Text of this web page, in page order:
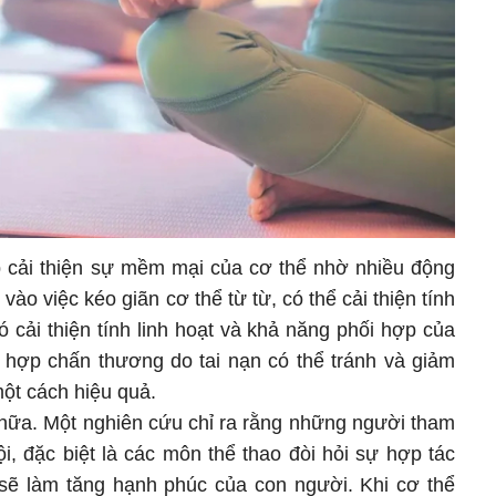
thiện sự mềm mại của cơ thể nhờ nhiều động
việc kéo giãn cơ thể từ từ, có thể cải thiện tính
cải thiện tính linh hoạt và khả năng phối hợp của
chấn thương do tai nạn có thể tránh và giảm
cách hiệu quả.
Một nghiên cứu chỉ ra rằng những người tham
đặc biệt là các môn thể thao đòi hỏi sự hợp tác
làm tăng hạnh phúc của con người. Khi cơ thể